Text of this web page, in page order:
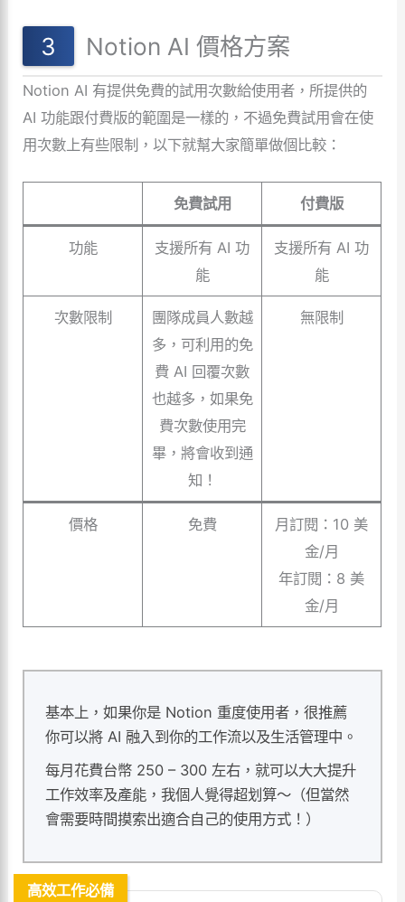
Notion AI 價格方案
Notion AI 有提供免費的試用次數給使用者，所提供的
AI 功能跟付費版的範圍是一樣的，不過免費試用會在使
用次數上有些限制，以下就幫大家簡單做個比較：
免費試用 付費版
功能
支援所有 AI 功
能
支援所有 AI 功
能
次數限制
團隊成員人數越
多，可利用的免
費 AI 回覆次數
也越多，如果免
費次數使用完
畢，將會收到通
知！
無限制
價格 免費
月訂閱：10 美
金/月
年訂閱：8 美
金/月
基本上，如果你是 Notion 重度使用者，很推薦
你可以將 AI 融入到你的工作流以及生活管理中。
每月花費台幣 250 – 300 左右，就可以大大提升
工作效率及產能，我個人覺得超划算～（但當然
會需要時間摸索出適合自己的使用方式！）
高效工作必備